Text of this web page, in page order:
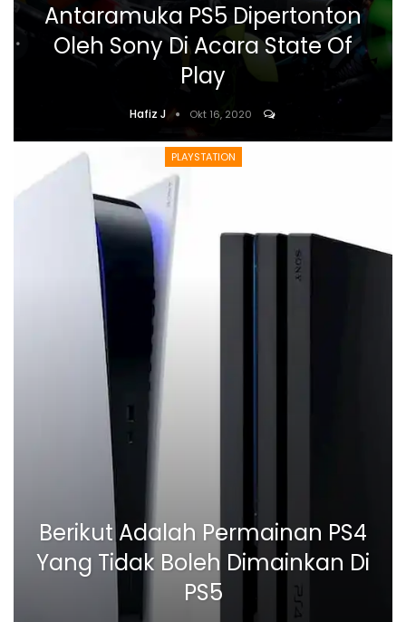
Antaramuka PS5 Dipertonton
Oleh Sony Di Acara State Of
Play
Hafiz J Okt 16, 2020
PLAYSTATION
Berikut Adalah Permainan PS4
Yang Tidak Boleh Dimainkan Di
PS5